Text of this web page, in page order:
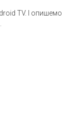
TV. І опишемо